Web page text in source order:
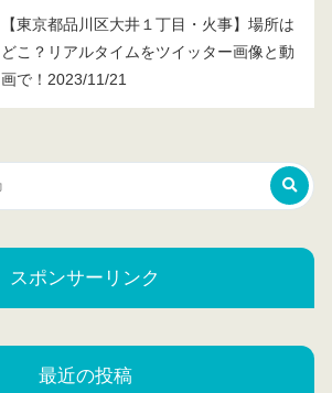
【東京都品川区大井１丁目・火事】場所は
どこ？リアルタイムをツイッター画像と動
画で！2023/11/21
スポンサーリンク
最近の投稿